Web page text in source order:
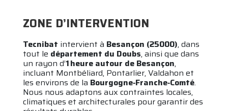
ZONE D’INTERVENTION
Tecnibat intervient à Besançon (25000), dans
tout le département du Doubs, ainsi que dans
un rayon d’1 heure autour de Besançon,
incluant Montbéliard, Pontarlier, Valdahon et
les environs de la Bourgogne‑Franche‑Comté.
Nous nous adaptons aux contraintes locales,
climatiques et architecturales pour garantir des